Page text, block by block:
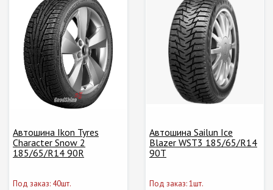
Автошина Ikon Tyres
Character Snow 2
185/65/R14 90R
Под заказ: 40шт.
Автошина Sailun Ice
Blazer WST3 185/65/R14
90T
Под заказ: 1шт.